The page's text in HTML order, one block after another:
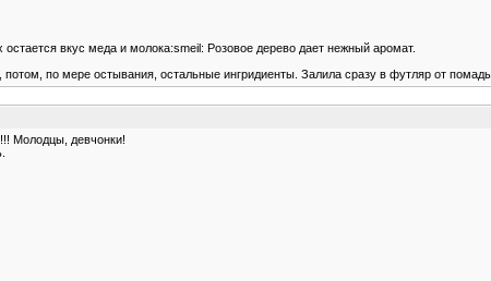
вкус меда и молока:smeil: Розовое дерево дает нежный аромат.
по мере остывания, остальные ингридиенты. Залила сразу в футляр от
Молодцы, девчонки!